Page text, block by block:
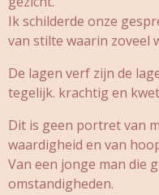
Ik schilderde onze
van stilte waarin zoveel
De lagen verf zijn de
tegelijk. krachtig en
Dit is geen portret van
waardigheid en van
Van een jonge man die
omstandigheden.